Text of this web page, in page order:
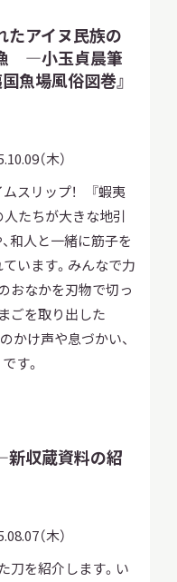
たアイヌ民族の
―小玉貞晨筆
国魚場風俗図巻』
（木）
スリップ！ 『蝦夷
人たちが大きな地引
和人と一緒に筋子を
います。みんなで力
おなかを刃物で切っ
ごを取り出した
かけ声や息づかい、
す。
収蔵資料の紹
（木）
刀を紹介します。い